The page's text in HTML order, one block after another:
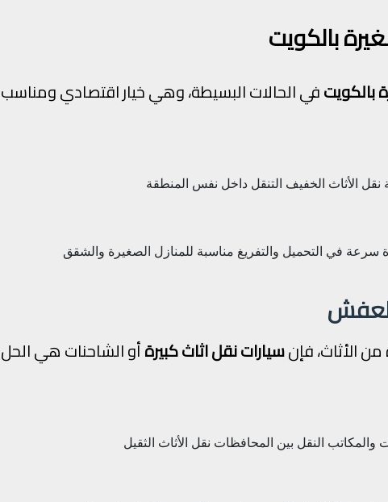
بالكويت
في الحالات البسيطة، وهي خيار اقتصادي ومناسب
نقل الأثاث الخفيف التنقل داخل نفس المنطقة
سرعة في التحميل والتفريغ مناسبة للمنازل الصغيرة والشقق
الأثاث، فإنسيارات نقل اثاث كبيرةأو الشاحنات هي الحل
والمكاتب النقل بين المحافظات نقل الأثاث الثقيل